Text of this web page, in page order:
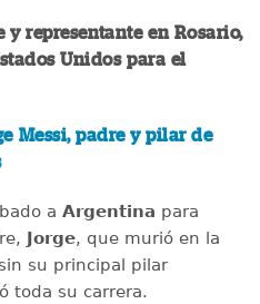
representante en Rosario,
Unidos para el
Messi, padre y pilar de
a Argentina para
Jorge, que murió en la
su principal pilar
toda su carrera.